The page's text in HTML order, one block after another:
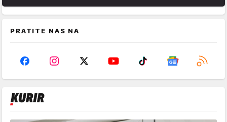
PRATITE NAS NA